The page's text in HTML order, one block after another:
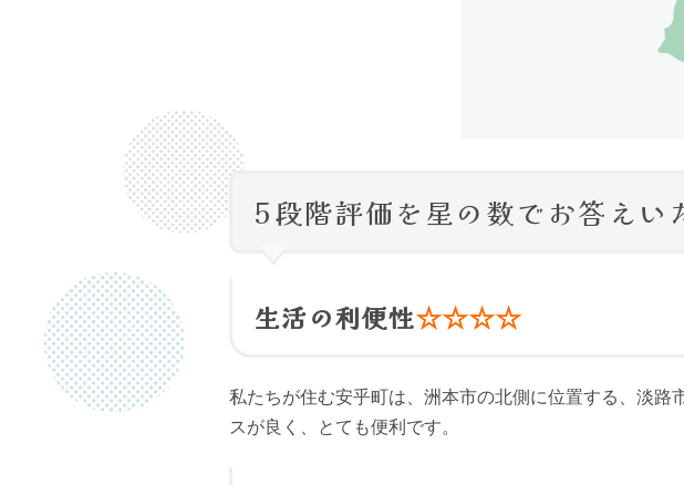
5段階評価を星の数でお答えい
生活の利便性☆☆☆☆
私たちが住む安乎町は、洲本市の北側に位置する、淡
スが良く、とても便利です。